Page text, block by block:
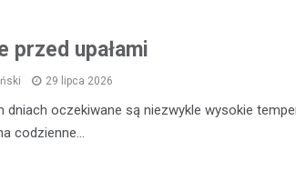
przed upałami
29 lipca 2026
dniach oczekiwane są niezwykle wysokie
codzienne…